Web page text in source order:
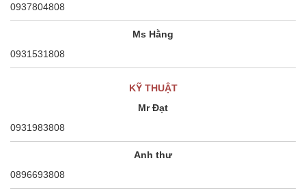
0937804808
Ms Hằng
0931531808
KỸ THUẬT
Mr Đạt
0931983808
Anh thư
0896693808